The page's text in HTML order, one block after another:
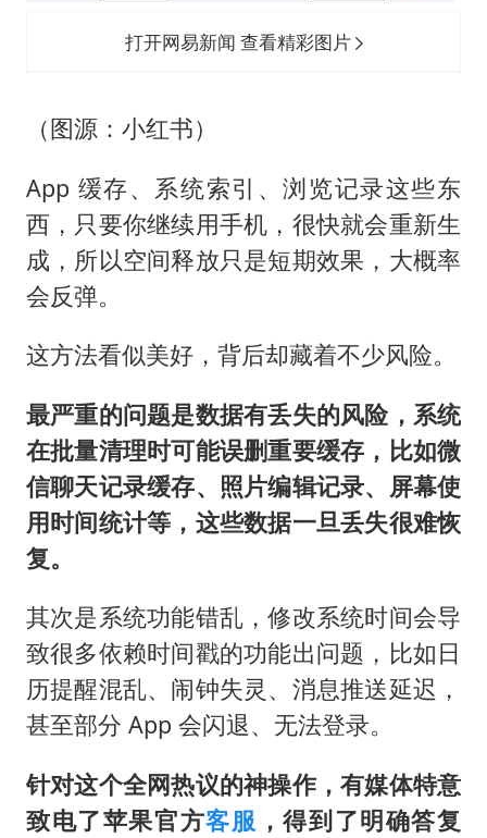
打开网易新闻 查看精彩图片
（图源：小红书）
App 缓存、系统索引、浏览记录这些东
西，只要你继续用手机，很快就会重新生
成，所以空间释放只是短期效果，大概率
会反弹。
这方法看似美好，背后却藏着不少风险。
最严重的问题是数据有丢失的风险，系统
在批量清理时可能误删重要缓存，比如微
信聊天记录缓存、照片编辑记录、屏幕使
用时间统计等，这些数据一旦丢失很难恢
复。
其次是系统功能错乱，修改系统时间会导
致很多依赖时间戳的功能出问题，比如日
历提醒混乱、闹钟失灵、消息推送延迟，
甚至部分 App 会闪退、无法登录。
针对这个全网热议的神操作，有媒体特意
致电了苹果官方客服 ，得到了明确答复